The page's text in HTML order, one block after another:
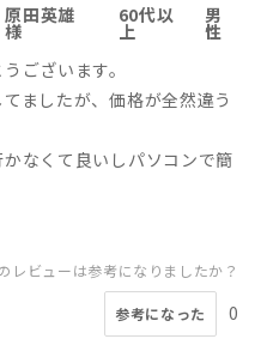
原田英雄
様
60代以
上
男
性
ございます。
ましたが、価格が全然違う
なくて良いしパソコンで簡
レビューは参考になりましたか？
参考になった 0